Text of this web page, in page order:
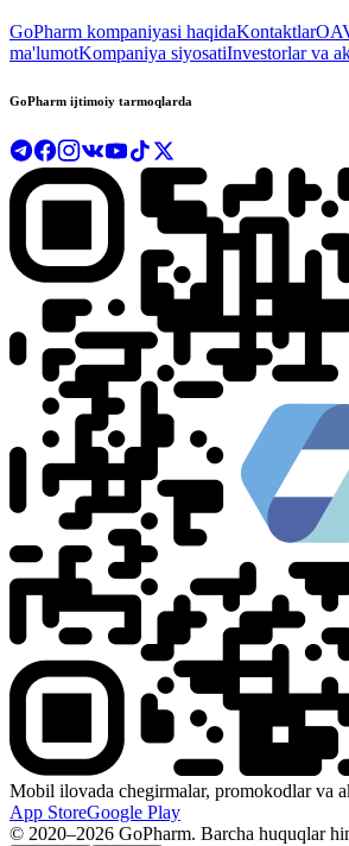
GoPharm kompaniyasi haqidaKontaktlar
ma'lumotKompaniya siyosatiInvestorlar va
GoPharm ijtimoiy tarmoqlarda
Mobil ilovada chegirmalar, promokodlar va
App StoreGoogle Play
© 2020–2026 GoPharm. Barcha huquqlar